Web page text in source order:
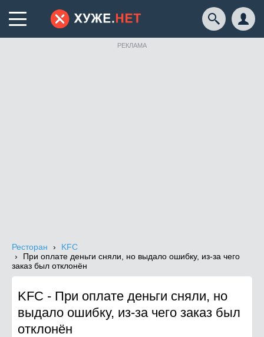
РЕКЛАМА
Ресторан
KFC
При оплате деньги сняли, но выдало ошибку, из-за чего
заказ был отклонён
KFC - При оплате деньги сняли, но
выдало ошибку, из-за чего заказ был
отклонён